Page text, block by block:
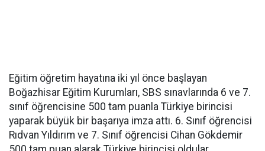
Eğitim öğretim hayatına iki yıl önce başlayan
Boğazhisar Eğitim Kurumları, SBS sınavlarında 6 ve 7.
sınıf öğrencisine 500 tam puanla Türkiye birincisi
yaparak büyük bir başarıya imza attı. 6. Sınıf öğrencisi
Rıdvan Yıldırım ve 7. Sınıf öğrencisi Cihan Gökdemir